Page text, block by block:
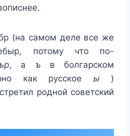
(на самом деле все же
потому что по-
, а ъ в болгарском
как русское ы )
родной советский